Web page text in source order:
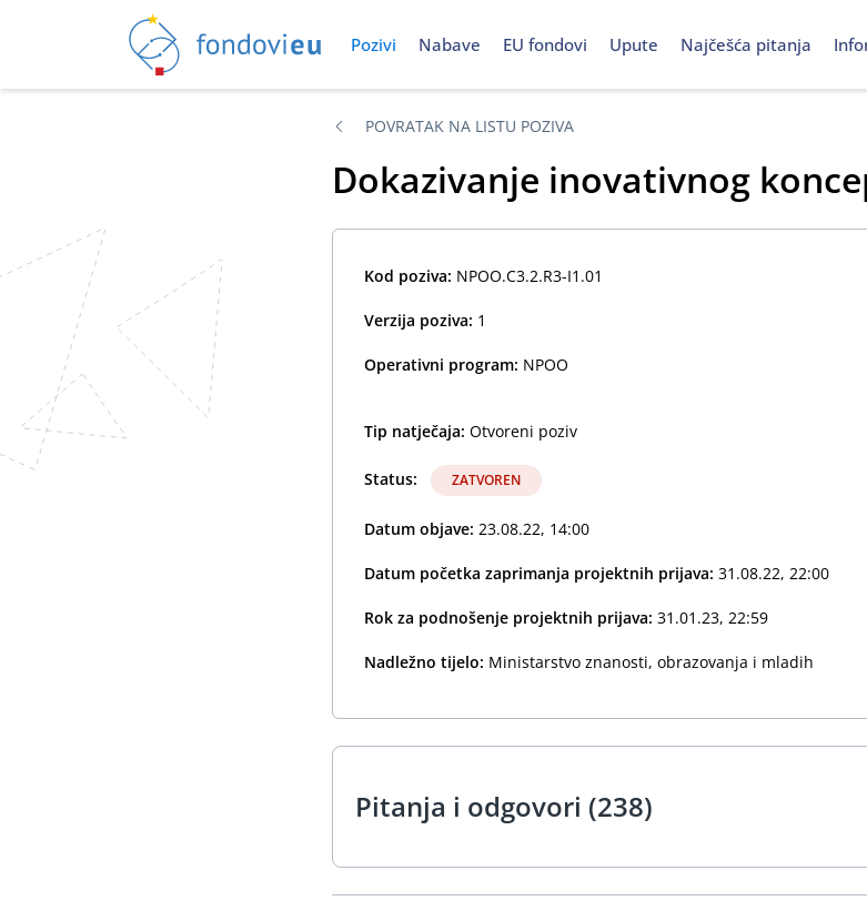
Pozivi Nabave EU fondovi Upute Najčešća pitanja
POVRATAK NA LISTU POZIVA
Dokazivanje inovativnog
Kod poziva: NPOO.C3.2.R3-I1.01
Verzija poziva: 1
Operativni program: NPOO
Tip natječaja: Otvoreni poziv
Status: ZATVOREN
Datum objave: 23.08.22, 14:00
Datum početka zaprimanja projektnih prijava: 31.08.22, 22:00
Rok za podnošenje projektnih prijava: 31.01.23, 22:59
Nadležno tijelo: Ministarstvo znanosti, obrazovanja i mladih
Pitanja i odgovori (238)